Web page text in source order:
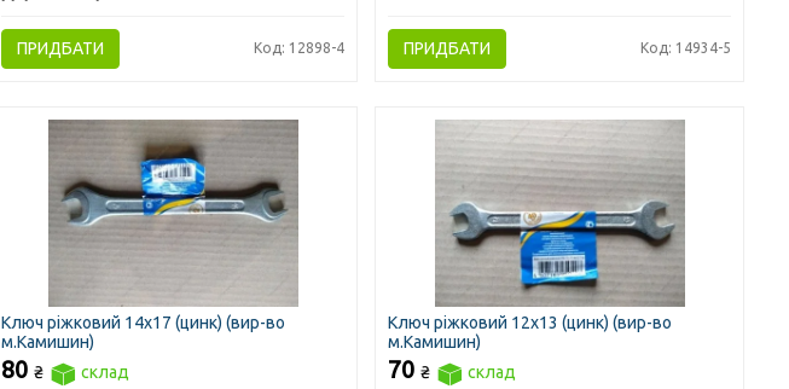
ПРИДБАТИ Код: 12898-4 ПРИДБАТИ Код: 14934-5
Ключ ріжковий 14х17 (цинк) (вир-во
м.Камишин)
80₴
склад
Ключ ріжковий 12х13 (цинк) (вир-во
м.Камишин)
70₴
склад